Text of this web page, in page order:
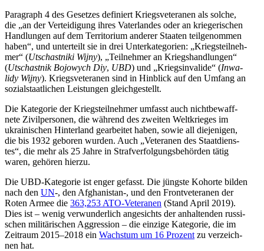
Para­graph 4 des Geset­zes defi­niert Kriegs­ve­te­ra­nen als solche,
die „an der Ver­tei­di­gung ihres Vater­lan­des oder an krie­ge­ri­schen
Hand­lun­gen auf dem Ter­ri­to­rium anderer Staaten teil­ge­nom­men
haben“, und unter­teilt sie in drei Unter­ka­te­go­rien: „Kriegs­teil­neh­
mer“ (Utschast­niki Wijny), „Teil­neh­mer an Kriegs­hand­lun­gen“
(Utschast­nik Bojo­wych Diy, UBD) und „Kriegs­in­va­lide“ (Inwa­
lidy Wijny). Kriegs­ve­te­ra­nen sind in Hin­blick auf den Umfang an
sozi­al­staat­li­chen Leis­tun­gen gleichgestellt.
Die Kate­go­rie der Kriegs­teil­neh­mer umfasst auch nicht­be­waff­
nete Zivil­per­so­nen, die während des zweiten Welt­krie­ges im
ukrai­ni­schen Hin­ter­land gear­bei­tet haben, sowie all die­je­ni­gen,
die bis 1932 geboren wurden. Auch „Vete­ra­nen des Staat­diens­
tes“, die mehr als 25 Jahre in Straf­ver­fol­gungs­be­hör­den tätig
waren, gehören hierzu.
Die UBD-Kate­go­rie ist enger gefasst. Die jüngste Kohorte bilden
nach den UN-, den Afghanistan‑, und den Front­ve­te­ra­nen der
Roten Armee die 363,253 ATO-Vete­ra­nen (Stand April 2019).
Dies ist – wenig ver­wun­der­lich ange­sichts der anhal­ten­den rus­si­
schen mili­tä­ri­schen Aggres­sion – die einzige Kate­go­rie, die im
Zeit­raum 2015–2018 ein Wachs­tum um 16 Prozent zu ver­zeich­
nen hat.